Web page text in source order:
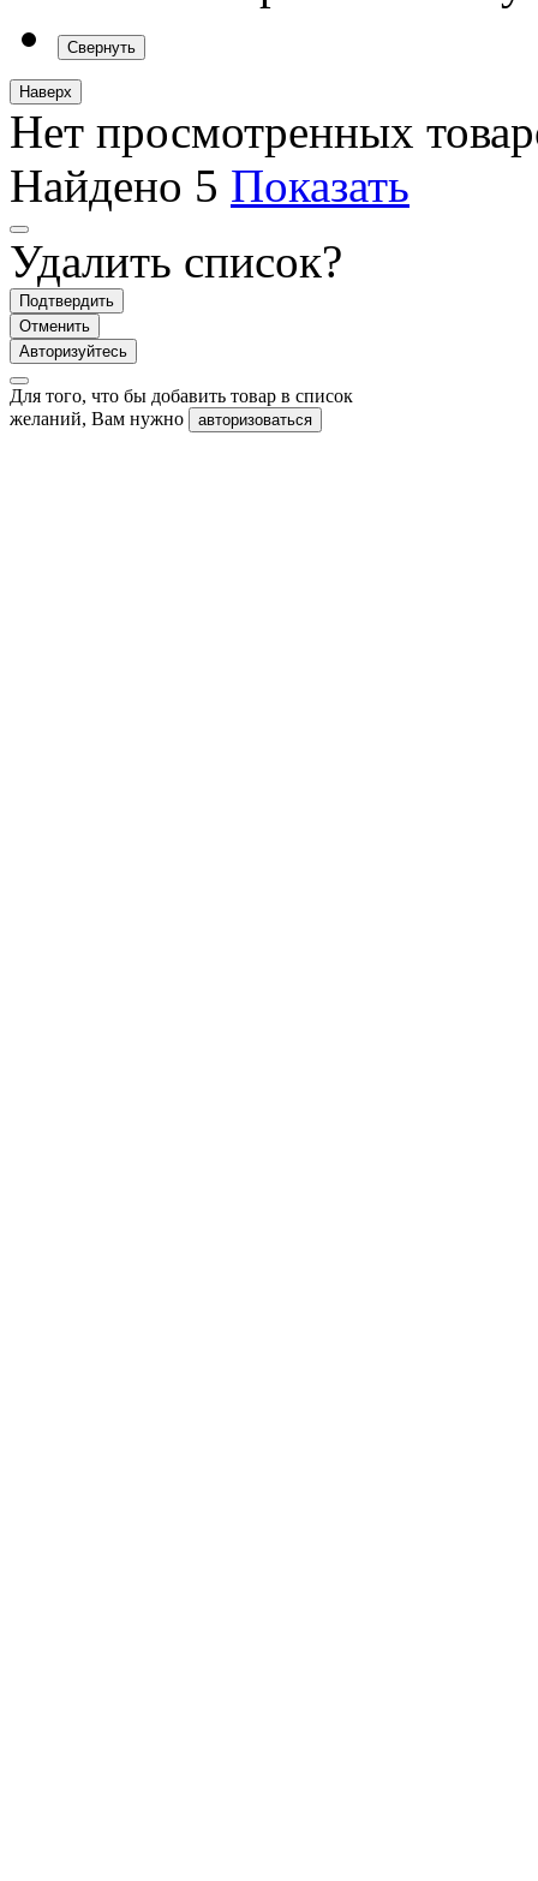
Свернуть
Наверх
Нет просмотренных
Найдено 5 Показать
Удалить список?
Подтвердить
Отменить
Авторизуйтесь
Для того, что бы добавить товар в список
желаний, Вам нужно
авторизоваться